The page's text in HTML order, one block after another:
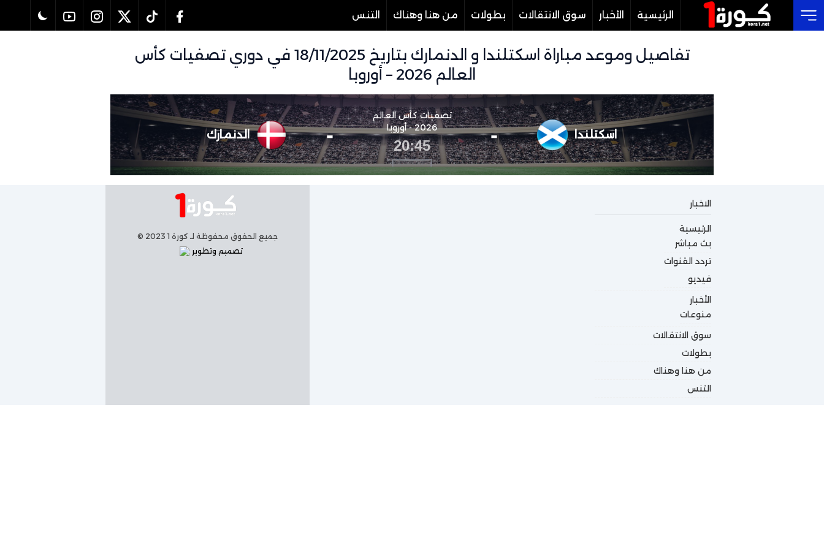
الرئيسية الأخبار سوق الانتقالات بطولات من هنا وهناك التنس
تفاصيل وموعد مباراة اسكتلندا و الدنمارك بتاريخ 18/11/2025 في دوري تصفيات كأس
العالم 2026 – أوروبا
اسكتلندا -
تصفيات كأس العالم
2026 - أوروبا
20:45
- الدنمارك
الاخبار
الرئيسية
بث مباشر
تردد القنوات
فيديو
الأخبار
منوعات
سوق الانتقالات
بطولات
من هنا وهناك
التنس
جميع الحقوق محفوظة لـ كورة 1 2023 ©
تصميم وتطوير